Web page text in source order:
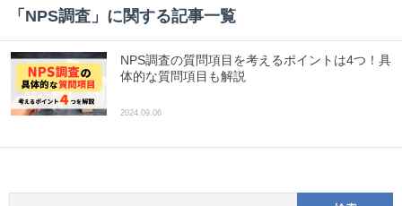
「 NPS調査 」に関する記事一覧
NPS調査の質問項目を考えるポイントは4つ！具
体的な質問項目も解説
2024.09.06